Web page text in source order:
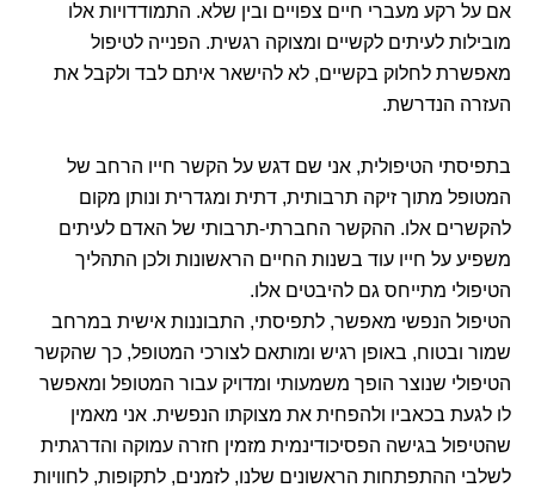
אם על רקע מעברי חיים צפויים ובין שלא. התמודדויות אלו
מובילות לעיתים לקשיים ומצוקה רגשית. הפנייה לטיפול
מאפשרת לחלוק בקשיים, לא להישאר איתם לבד ולקבל את
העזרה הנדרשת.
בתפיסתי הטיפולית, אני שם דגש על הקשר חייו הרחב של
המטופל מתוך זיקה תרבותית, דתית ומגדרית ונותן מקום
להקשרים אלו. ההקשר החברתי-תרבותי של האדם לעיתים
משפיע על חייו עוד בשנות החיים הראשונות ולכן התהליך
הטיפולי מתייחס גם להיבטים אלו.
הטיפול הנפשי מאפשר, לתפיסתי, התבוננות אישית במרחב
שמור ובטוח, באופן רגיש ומותאם לצורכי המטופל, כך שהקשר
הטיפולי שנוצר הופך משמעותי ומדויק עבור המטופל ומאפשר
לו לגעת בכאביו ולהפחית את מצוקתו הנפשית. אני מאמין
שהטיפול בגישה הפסיכודינמית מזמין חזרה עמוקה והדרגתית
לשלבי ההתפתחות הראשונים שלנו, לזמנים, לתקופות, לחוויות